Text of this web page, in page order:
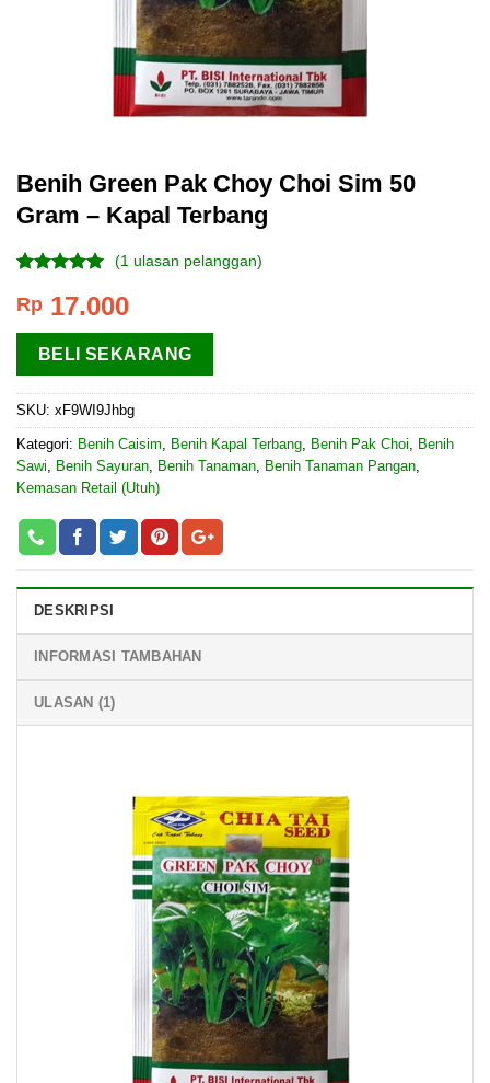
Benih Green Pak Choy Choi Sim 50
Gram – Kapal Terbang
5.00 dari 5
pelanggan
(1 ulasan pelanggan)
Rp 17.000
BELI SEKARANG
SKU: xF9WI9Jhbg
Kategori: Benih Caisim Benih Kapal Terbang Benih Pak Choi
Benih
Sawi
Benih Sayuran Benih Tanaman Benih Tanaman Pangan
Kemasan Retail (Utuh)
DESKRIPSI
INFORMASI TAMBAHAN
ULASAN (1)